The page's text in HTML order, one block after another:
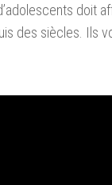
doit
des siècles. Ils